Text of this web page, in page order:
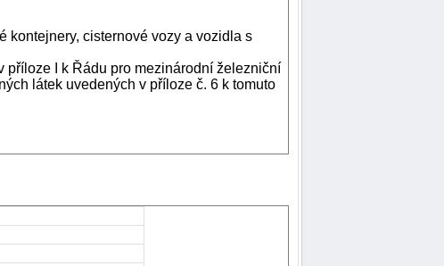
cisternové vozy a vozidla s
příloze I k Řádu pro mezinárodní železniční
látek uvedených v příloze č. 6 k tomuto